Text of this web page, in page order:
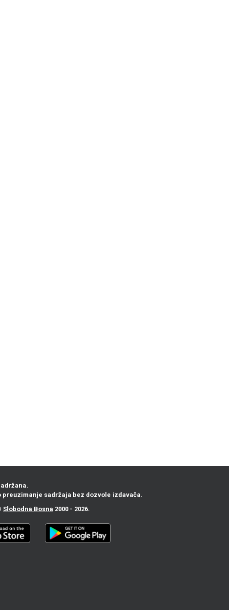
preuzimanje sadržaja bez dozvole izdavača.
Slobodna Bosna 2000 - 2026.